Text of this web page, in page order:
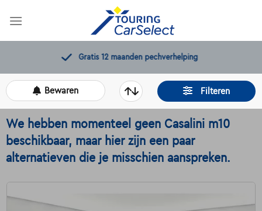
Gratis 12 maanden pechverhelping
Filteren
Bewaren
We hebben momenteel geen Casalini m10
beschikbaar, maar hier zijn een paar
alternatieven die je misschien aanspreken.